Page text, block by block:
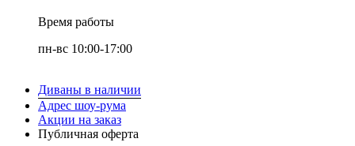
Время работы
пн-вс 10:00-17:00
Диваны в наличии
Адрес шоу-рума
Акции на заказ
Публичная оферта